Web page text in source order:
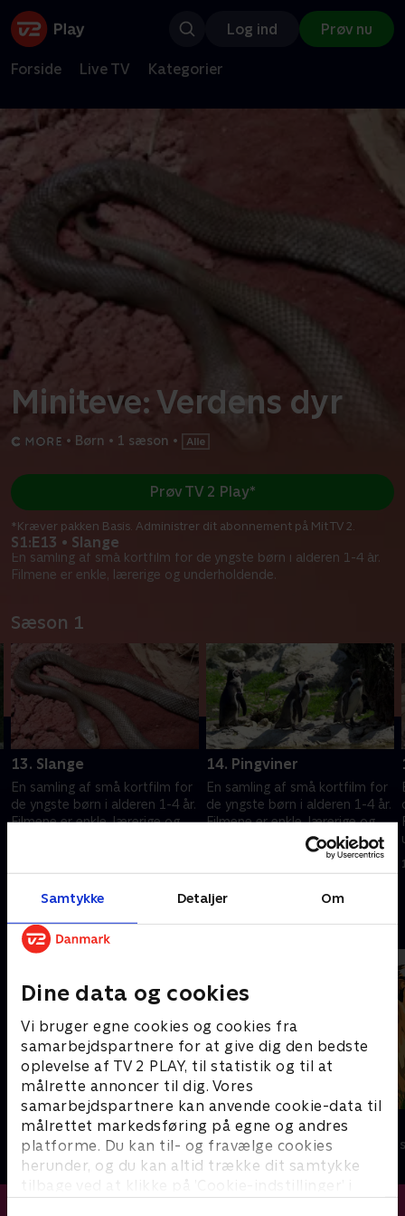
Samtykke Detaljer Om
Dine data og cookies
Vi bruger egne cookies og cookies fra
samarbejdspartnere for at give dig den bedste
oplevelse af TV 2 PLAY, til statistik og til at
målrette annoncer til dig. Vores
samarbejdspartnere kan anvende cookie-data til
målrettet markedsføring på egne og andres
platforme. Du kan til- og fravælge cookies
herunder, og du kan altid trække dit samtykke
tilbage ved at klikke på ’Cookie-indstillinger’ i
Log ind Prøv nu
Forside Live TV Kategorier
Miniteve: Verdens dyr
• Børn • 1 sæson •
S1:E13 • Slange
En samling af små kortfilm for de yngste børn i alderen 1-4 år.
Filmene er enkle, lærerige og underholdende.
Prøv TV 2 Play*
*Kræver pakken Basis. Administrer dit abonnement på Mit TV 2.
Sæson 1
13. Slange
En samling af små kortfilm for
de yngste børn i alderen 1-4 år.
Filmene er enkle, lærerige og
14. Pingviner
En samling af små kortfilm for
de yngste børn i alderen 1-4 år.
Filmene er enkle, lærerige og
16. februar 2024 • 2 min
Andre så også
Miniteve: I vandet
Børneserier • 1 sæsoner
Zoo
Børneserier • 1